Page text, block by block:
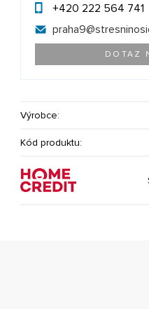
+420 222 564 741
praha9@
DOTAZ
Výrobce:
Kód produktu: